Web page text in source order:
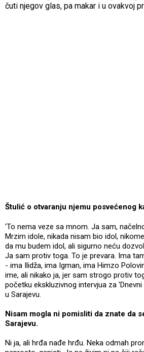
čuti njegov glas, pa makar i u ovakvoj
Štulić o otvaranju njemu posvećenog
'To nema veze sa mnom. Ja sam,
Mrzim idole, nikada nisam bio idol,
da mu budem idol, ali sigurno neću
Ja sam protiv toga. To je prevara. Ima
- ima Ilidža, ima Igman, ima Himzo
ime, ali nikako ja, jer sam strogo protiv
početku ekskluzivnog intervjua za
u Sarajevu.
Nisam mogla ni pomisliti da znate da
Sarajevu.
Ni ja, ali hrđa nađe hrđu. Neka odmah